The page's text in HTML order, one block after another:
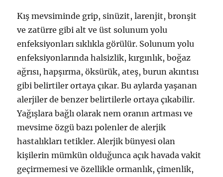
Kış mevsiminde grip, sinüzit, larenjit, bronşit
ve zatürre gibi alt ve üst solunum yolu
enfeksiyonları sıklıkla görülür. Solunum yolu
enfeksiyonlarında halsizlik, kırgınlık, boğaz
ağrısı, hapşırma, öksürük, ateş, burun akıntısı
gibi belirtiler ortaya çıkar. Bu aylarda yaşanan
alerjiler de benzer belirtilerle ortaya çıkabilir.
Yağışlara bağlı olarak nem oranın artması ve
mevsime özgü bazı polenler de alerjik
hastalıkları tetikler. Alerjik bünyesi olan
kişilerin mümkün olduğunca açık havada vakit
geçirmemesi ve özellikle ormanlık, çimenlik,